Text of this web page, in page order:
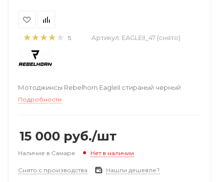
5 Артикул: EAGLEII_47 (снято)
Мотоджинсы Rebelhorn EagleII стираный черный
Подробности
15 000 руб./шт
Наличие в Самаре Нет в наличии
Снято с производства Нашли дешевле?